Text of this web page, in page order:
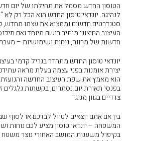
של יום חדש, של דרך חדשה
הוא הכל רק לא “רגיל” – הוא מציב
את עצמו מחדש, כמעט בכל פרט.
מיוחד ואם תיכנסו פנימה תגלו רמות
– מעבר לכל הציפיות.
בגריל קדמי בעיצוב תלת-ממדי – ונצחי.
בעלת מראה עתידני.
החדשה והנועזת של יונדאי, מצויד
בקשתות גלגלים זוויתיות ובפסי קישוט
לבדכם או לסוף שבוע עם כל
לכם נוחות ושימושיות יוצאות דופן.
נוצר משטח מטען שטוח בנפח